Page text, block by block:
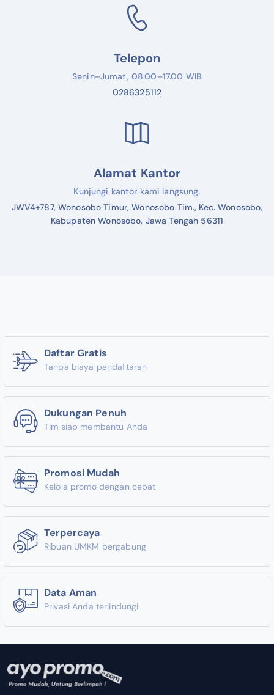
Telepon
Senin–Jumat, 08.00–17.00 WIB
0286325112
Alamat Kantor
Kunjungi kantor kami langsung.
JWV4+787, Wonosobo Timur, Wonosobo Tim., Kec. Wonosobo,
Kabupaten Wonosobo, Jawa Tengah 56311
Daftar Gratis
Tanpa biaya pendaftaran
Dukungan Penuh
Tim siap membantu Anda
Promosi Mudah
Kelola promo dengan cepat
Terpercaya
Ribuan UMKM bergabung
Data Aman
Privasi Anda terlindungi